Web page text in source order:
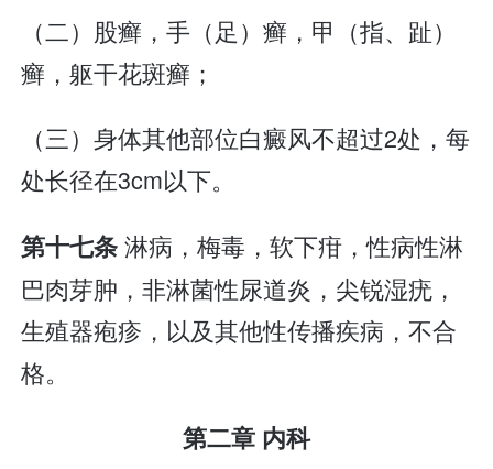
（二）股癣，手（足）癣，甲（指、趾）
癣，躯干花斑癣；
（三）身体其他部位白癜风不超过2处，每
处长径在3cm以下。
第十七条淋病，梅毒，软下疳，性病性淋
巴肉芽肿，非淋菌性尿道炎，尖锐湿疣，
生殖器疱疹，以及其他性传播疾病，不合
格。
第二章 内科